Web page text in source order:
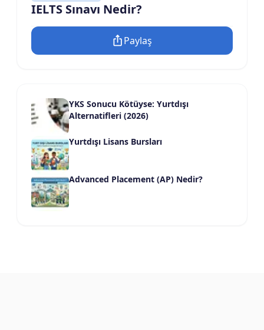
IELTS Sınavı Nedir?
Paylaş
YKS Sonucu Kötüyse: Yurtdışı
Alternatifleri (2026)
Yurtdışı Lisans Bursları
Advanced Placement (AP) Nedir?